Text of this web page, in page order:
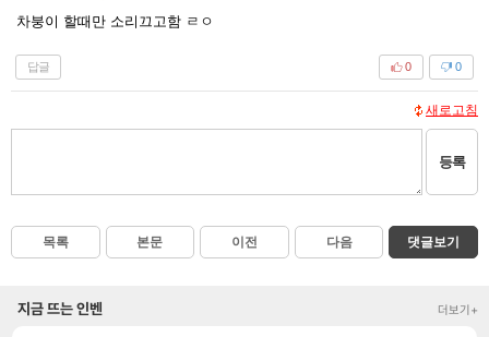
차붕이 할때만 소리끄고함 ㄹㅇ
답글 0
0
새로고침
등록
목록 본문 이전 다음 댓글보기
지금 뜨는 인벤 더보기+